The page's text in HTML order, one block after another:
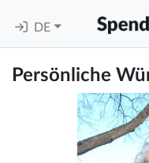
DE
Persönliche